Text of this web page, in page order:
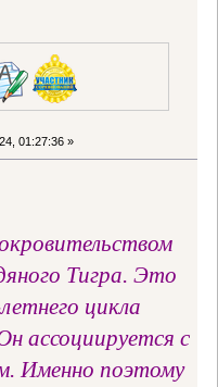
01:27:36 »
Тигра. Это
цикла
ассоциируется с
Именно поэтому